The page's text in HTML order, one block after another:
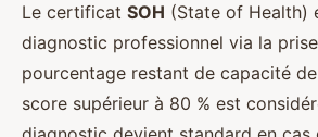
Le certificat SOH (State of Health)
diagnostic professionnel via la
pourcentage restant de capacité
score supérieur à 80 % est